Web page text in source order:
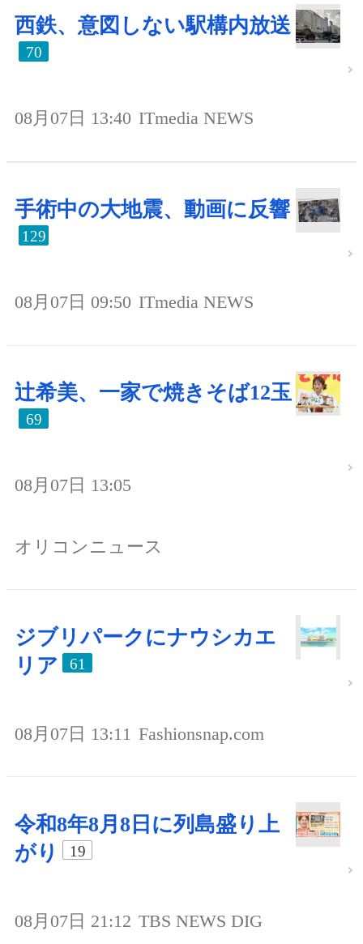
西鉄、意図しない駅構内放送
70
08月07日 13:40 ITmedia NEWS
手術中の大地震、動画に反響
129
08月07日 09:50 ITmedia NEWS
辻希美、一家で焼きそば12玉
69
08月07日 13:05
オリコンニュース
ジブリパークにナウシカエ
リア
61
08月07日 13:11 Fashionsnap.com
令和8年8月8日に列島盛り上
がり
19
08月07日 21:12 TBS NEWS DIG